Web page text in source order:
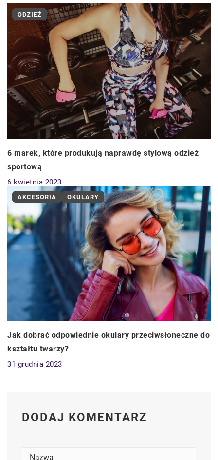
ODZIEŻ
6 marek, które produkują naprawdę stylową odzież
sportową
6 kwietnia 2023
AKCESORIA OKULARY
Jak dobrać odpowiednie okulary przeciwsłoneczne do
kształtu twarzy?
31 grudnia 2023
DODAJ KOMENTARZ